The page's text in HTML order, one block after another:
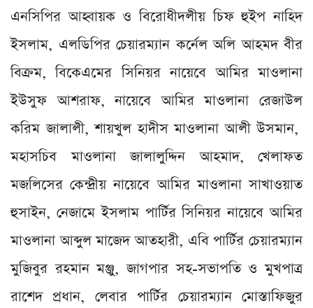
এনসিপির আহ্বায়ক ও বিরোধীদলীয় চিফ হুইপ নাহিদ
ইসলাম, এলডিপির চেয়ারম্যান কর্নেল অলি আহমদ বীর
বিক্রম, বিকেএমের সিনিয়র নায়েবে আমির মাওলানা
ইউসুফ আশরাফ, নায়েবে আমির মাওলানা রেজাউল
করিম জালালী, শায়খুল হাদীস মাওলানা আলী উসমান,
মহাসচিব মাওলানা জালালুদ্দিন আহমাদ, খেলাফত
মজলিসের কেন্দ্রীয় নায়েবে আমির মাওলানা সাখাওয়াত
হুসাইন, নেজামে ইসলাম পার্টির সিনিয়র নায়েবে আমির
মাওলানা আব্দুল মাজেদ আতহারী, এবি পার্টির চেয়ারম্যান
মুজিবুর রহমান মঞ্জু, জাগপার সহ-সভাপতি ও মুখপাত্র
রাশেদ প্রধান, লেবার পার্টির চেয়ারম্যান মোস্তাফিজুর